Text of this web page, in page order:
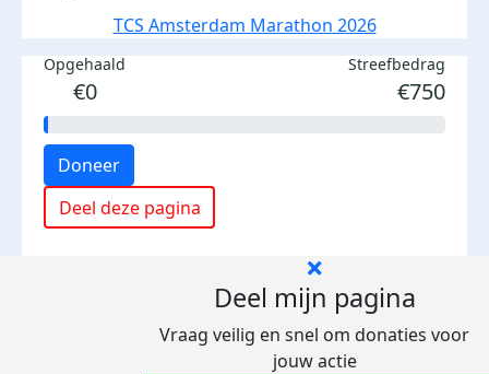
TCS Amsterdam Marathon 2026
Opgehaald
€0
Streefbedrag
€750
Doneer
Deel deze pagina
Deel mijn pagina
Vraag veilig en snel om donaties voor
jouw actie